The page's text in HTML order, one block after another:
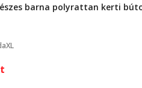
barna polyrattan kerti